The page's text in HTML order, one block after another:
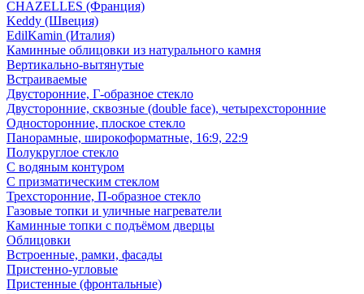
CHAZELLES (Франция)
Keddy (Швеция)
EdilKamin (Италия)
Каминные облицовки из натурального камня
Вертикально-вытянутые
Встраиваемые
Двусторонние, Г-образное стекло
Двусторонние, сквозные (double face), четырехсторонние
Односторонние, плоское стекло
Панорамные, широкоформатные, 16:9, 22:9
Полукруглое стекло
С водяным контуром
С призматическим стеклом
Трехсторонние, П-образное стекло
Газовые топки и уличные нагреватели
Каминные топки с подъёмом дверцы
Облицовки
Встроенные, рамки, фасады
Пристенно-угловые
Пристенные (фронтальные)